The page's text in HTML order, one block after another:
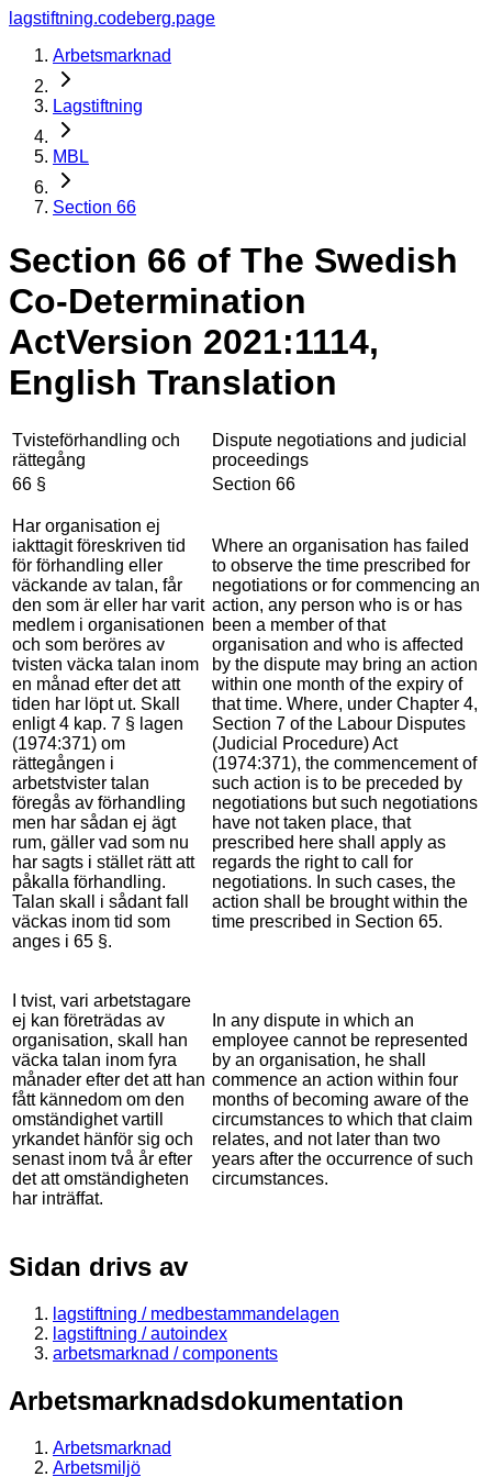
lagstiftning.codeberg.page
Arbetsmarknad
Lagstiftning
MBL
Section 66
Section 66 of The Swedish
Co-Determination
ActVersion 2021:1114,
English Translation
Tvisteförhandling och
rättegång
Dispute negotiations and judicial
proceedings
66 §
Section 66
Har organisation ej
iakttagit föreskriven tid
för förhandling eller
väckande av talan, får
den som är eller har varit
medlem i organisationen
och som beröres av
tvisten väcka talan inom
en månad efter det att
tiden har löpt ut. Skall
enligt 4 kap. 7 § lagen
(1974:371) om
rättegången i
arbetstvister talan
föregås av förhandling
men har sådan ej ägt
rum, gäller vad som nu
har sagts i stället rätt att
påkalla förhandling.
Talan skall i sådant fall
väckas inom tid som
anges i 65 §.
Where an organisation has failed
to observe the time prescribed for
negotiations or for commencing an
action, any person who is or has
been a member of that
organisation and who is affected
by the dispute may bring an action
within one month of the expiry of
that time. Where, under Chapter 4,
Section 7 of the Labour Disputes
(Judicial Procedure) Act
(1974:371), the commencement of
such action is to be preceded by
negotiations but such negotiations
have not taken place, that
prescribed here shall apply as
regards the right to call for
negotiations. In such cases, the
action shall be brought within the
time prescribed in Section 65.
I tvist, vari arbetstagare
ej kan företrädas av
organisation, skall han
väcka talan inom fyra
månader efter det att han
fått kännedom om den
omständighet vartill
yrkandet hänför sig och
senast inom två år efter
det att omständigheten
har inträffat.
In any dispute in which an
employee cannot be represented
by an organisation, he shall
commence an action within four
months of becoming aware of the
circumstances to which that claim
relates, and not later than two
years after the occurrence of such
circumstances.
Sidan drivs av
lagstiftning / medbestammandelagen
lagstiftning / autoindex
arbetsmarknad / components
Arbetsmarknadsdokumentation
Arbetsmarknad
Arbetsmiljö